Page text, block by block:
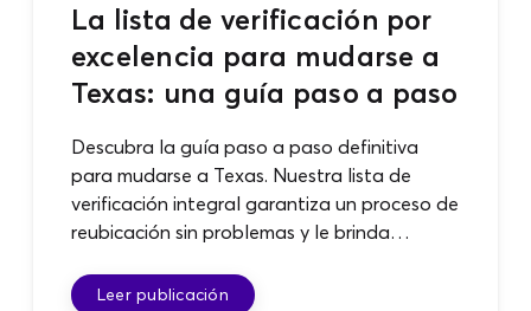
La lista de verificación por
excelencia para mudarse a
Texas: una guía paso a paso
Descubra la guía paso a paso definitiva
para mudarse a Texas. Nuestra lista de
verificación integral garantiza un proceso de
reubicación sin problemas y le brinda
preguntas comunes.
Leer publicación